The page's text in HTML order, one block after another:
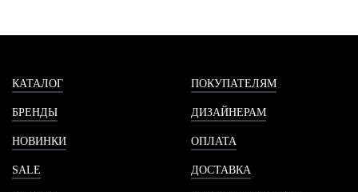
КАТАЛОГ
БРЕНДЫ
НОВИНКИ
SALE
ПОКУПАТЕЛЯМ
ДИЗАЙНЕРАМ
ОПЛАТА
ДОСТАВКА